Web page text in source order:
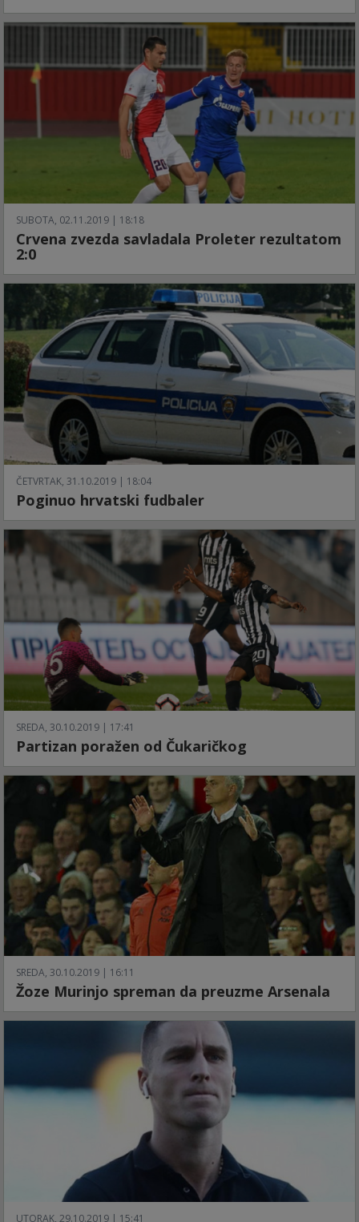
SUBOTA, 02.11.2019 | 18:18
Crvena zvezda savladala Proleter rezultatom
2:0
ČETVRTAK, 31.10.2019 | 18:04
Poginuo hrvatski fudbaler
SREDA, 30.10.2019 | 17:41
Partizan poražen od Čukaričkog
SREDA, 30.10.2019 | 16:11
Žoze Murinjo spreman da preuzme Arsenala
UTORAK, 29.10.2019 | 15:41